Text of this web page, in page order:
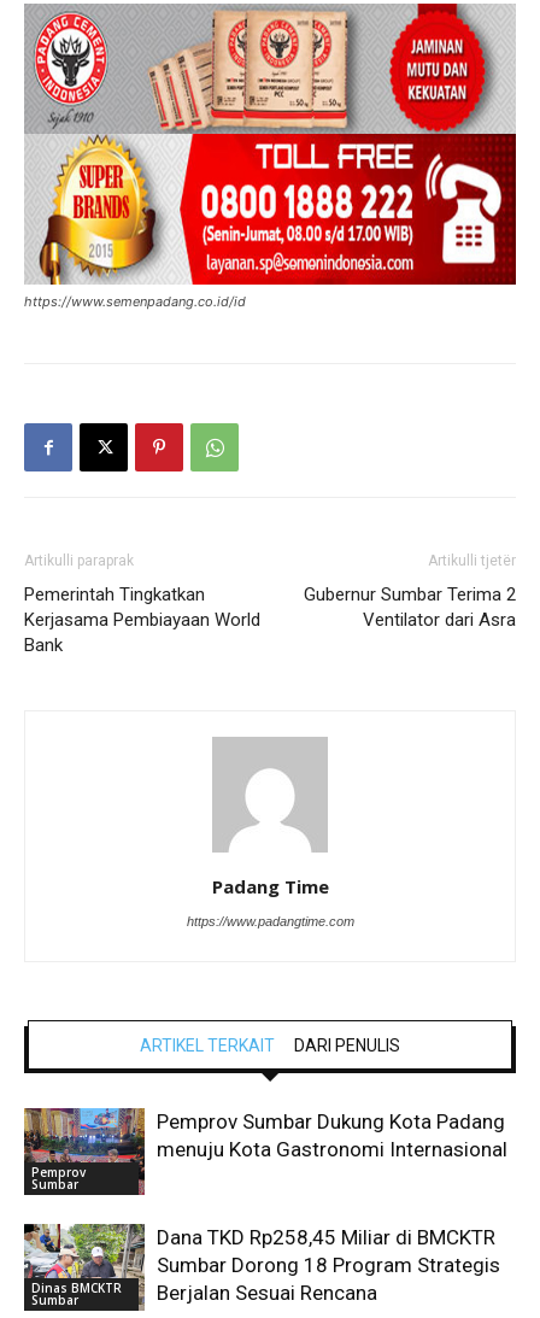
https://www.semenpadang.co.id/id
Artikulli paraprak
Pemerintah Tingkatkan
Kerjasama Pembiayaan World
Bank
Artikulli tjetër
Gubernur Sumbar Terima 2
Ventilator dari Asra
Padang Time
https://www.padangtime.com
ARTIKEL TERKAIT DARI PENULIS
Pemprov
Sumbar
Pemprov Sumbar Dukung Kota Padang
menuju Kota Gastronomi Internasional
Dinas BMCKTR
Sumbar
Dana TKD Rp258,45 Miliar di BMCKTR
Sumbar Dorong 18 Program Strategis
Berjalan Sesuai Rencana